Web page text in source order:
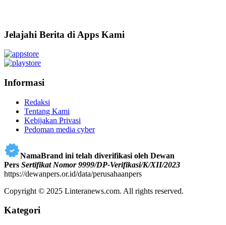
Jelajahi Berita di Apps Kami
Informasi
Redaksi
Tentang Kami
Kebijakan Privasi
Pedoman media cyber
NamaBrand ini telah diverifikasi oleh Dewan
Pers Sertifikat Nomor 9999/DP-Verifikasi/K/XII/2023
https://dewanpers.or.id/data/perusahaanpers
Copyright © 2025 Linteranews.com. All rights reserved.
Kategori